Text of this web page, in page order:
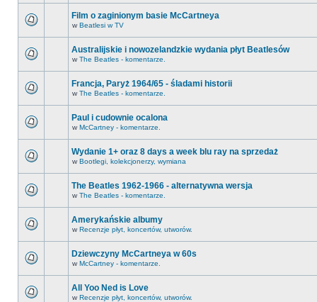
Film o zaginionym basie McCartneya
w Beatlesi w TV
Australijskie i nowozelandzkie wydania płyt Beatlesów
w The Beatles - komentarze.
Francja, Paryż 1964/65 - śladami historii
w The Beatles - komentarze.
Paul i cudownie ocalona
w McCartney - komentarze.
Wydanie 1+ oraz 8 days a week blu ray na sprzedaż
w Bootlegi, kolekcjonerzy, wymiana
The Beatles 1962-1966 - alternatywna wersja
w The Beatles - komentarze.
Amerykańskie albumy
w Recenzje płyt, koncertów, utworów.
Dziewczyny McCartneya w 60s
w McCartney - komentarze.
All Yoo Ned is Love
w Recenzje płyt, koncertów, utworów.